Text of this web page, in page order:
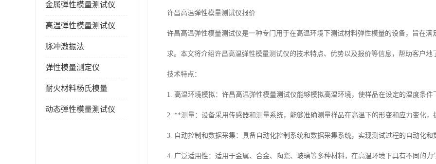
金属弹性模量测试仪
高温弹性模量测试仪
脉冲激振法
弹性模量测定仪
耐火材料杨氏模量
动态弹性模量测试仪
许昌高温弹性模量测试仪报价
许昌高温弹性模量测试仪是一种专门用于在高温环境下测试材料弹性模量的设备，旨在
求。本文将介绍许昌高温弹性模量测试仪的技术特点、优势以及报价等信息，帮助客户地
技术特点：
1. 高温环境模拟：许昌高温弹性模量测试仪能够模拟高温环境，使样品在设定的温度条件
2. **测量：设备采用传感器和测量系统，能够准确测量样品在高温下的形变和应力变化，
3. 自动控制和数据采集：具备自动化控制系统和数据采集系统，实现测试过程的自动化和
4. 广泛适用性：适用于金属、合金、陶瓷、玻璃等多种材料，在高温环境下具有不同的力